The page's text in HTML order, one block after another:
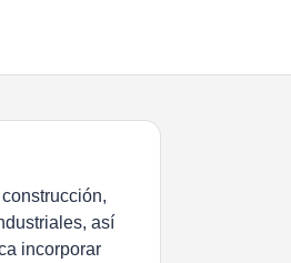
así
incorporar